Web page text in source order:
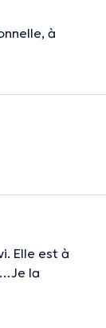
à
Elle est à
la